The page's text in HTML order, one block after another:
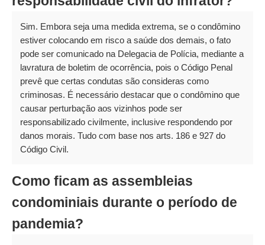
Sim. Embora seja uma medida extrema, se o condômino
estiver colocando em risco a saúde dos demais, o fato
pode ser comunicado na Delegacia de Polícia, mediante a
lavratura de boletim de ocorrência, pois o Código Penal
prevê que certas condutas são consideras como
criminosas. É necessário destacar que o condômino que
causar perturbação aos vizinhos pode ser
responsabilizado civilmente, inclusive respondendo por
danos morais. Tudo com base nos arts. 186 e 927 do
Código Civil.
Como ficam as assembleias
condominiais durante o período de
pandemia?